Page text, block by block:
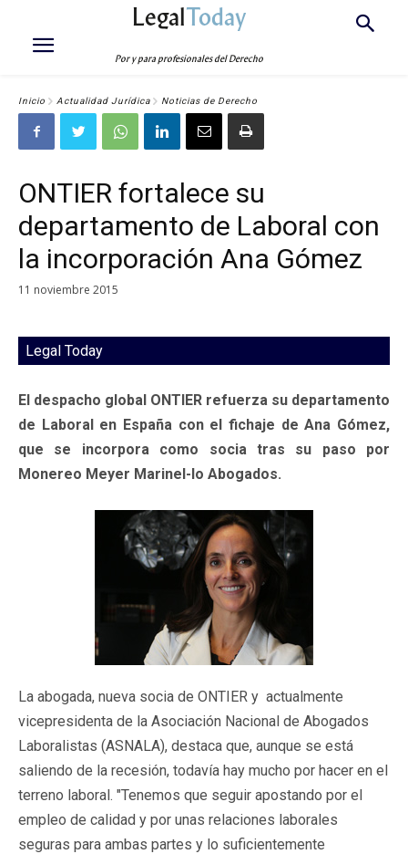
LegalToday
Por y para profesionales del Derecho
Inicio Actualidad Jurídica Noticias de Derecho
ONTIER fortalece su
departamento de Laboral con
la incorporación Ana Gómez
11 noviembre 2015
Legal Today
El despacho global ONTIER refuerza su departamento
de Laboral en España con el fichaje de Ana Gómez,
que se incorpora como socia tras su paso por
Monereo Meyer Marinel-lo Abogados.
La abogada, nueva socia de ONTIER y actualmente
vicepresidenta de la Asociación Nacional de Abogados
Laboralistas (ASNALA), destaca que, aunque se está
saliendo de la recesión, todavía hay mucho por hacer en el
terreno laboral. "Tenemos que seguir apostando por el
empleo de calidad y por unas relaciones laborales
seguras para ambas partes y lo suficientemente